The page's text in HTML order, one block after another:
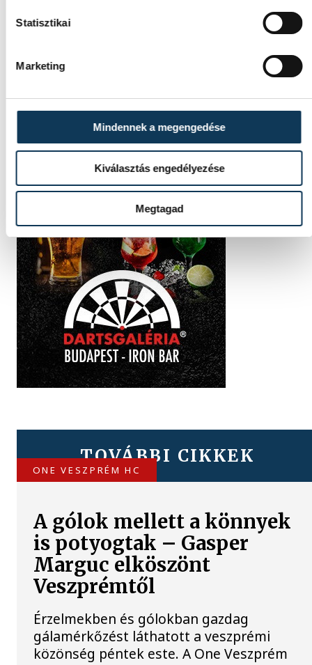
Statisztikai
Marketing
Mindennek a megengedése
Kiválasztás engedélyezése
Megtagad
TOVÁBBI CIKKEK
ONE VESZPRÉM HC
A gólok mellett a könnyek
is potyogtak – Gasper
Marguc elköszönt
Veszprémtől
Érzelmekben és gólokban gazdag
gálamérkőzést láthatott a veszprémi
közönség péntek este. A One Veszprém